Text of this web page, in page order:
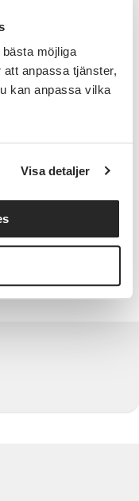
möjliga
anpassa tjänster,
kan anpassa vilka
Visa detaljer
den ger många
ändå kan bli